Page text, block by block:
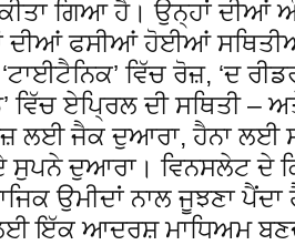
ਗਿਆ ਹੈ। ਉਨ੍ਹਾਂ ਦੀਆਂ
ਦੀਆਂ ਫਸੀਆਂ ਹੋਈਆਂ
ਵਿੱਚ ਰੋਜ਼, ‘ਦ
ਵਿੱਚ ਏਪ੍ਰਿਲ ਦੀ ਸਥਿਤੀ –
ਲਈ ਜੈਕ ਦੁਆਰਾ, ਹੈਨਾ ਲਈ
ਦੁਆਰਾ। ਵਿਨਸਲੇਟ ਦੇ
ਉਮੀਦਾਂ ਨਾਲ ਜੂਝਣਾ
ਇੱਕ ਆਦਰਸ਼ ਮਾਧਿਅਮ